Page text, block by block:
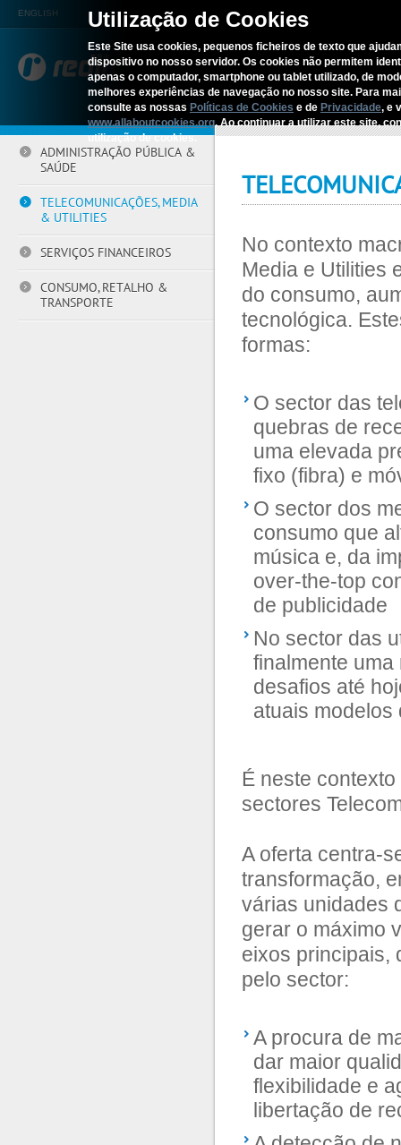
Utilização de Cookies
Este Site usa cookies, pequenos ficheiros de texto que
dispositivo no nosso servidor. Os cookies não permitem
apenas o computador, smartphone ou tablet utilizado, de
melhores experiências de navegação no nosso site. Para
consulte as nossas Políticas de Cookies e de Privacidade, e
www.allaboutcookies.org. Ao continuar a utilizar este site,
utilização de cookies.
ENGLISH
REDITUS
ADMINISTRAÇÃO PÚBLICA &
SAÚDE
TELECOMUNICAÇÕES, MEDIA
& UTILITIES
SERVIÇOS FINANCEIROS
CONSUMO, RETALHO &
TRANSPORTE
Início › Sectores ›
No contexto
Media e Utilities
do consumo,
tecnológica.
formas:
O sector das
quebras de
uma elevada
fixo (fibra) e
O sector dos
consumo que
música e, da
over-the-top
de publicidade
No sector das
finalmente
desafios até
atuais modelos
É neste
sectores
A oferta centra-
transformação,
várias unidades
gerar o máximo
eixos principais,
pelo sector:
A procura de
dar maior
flexibilidade e
libertação de